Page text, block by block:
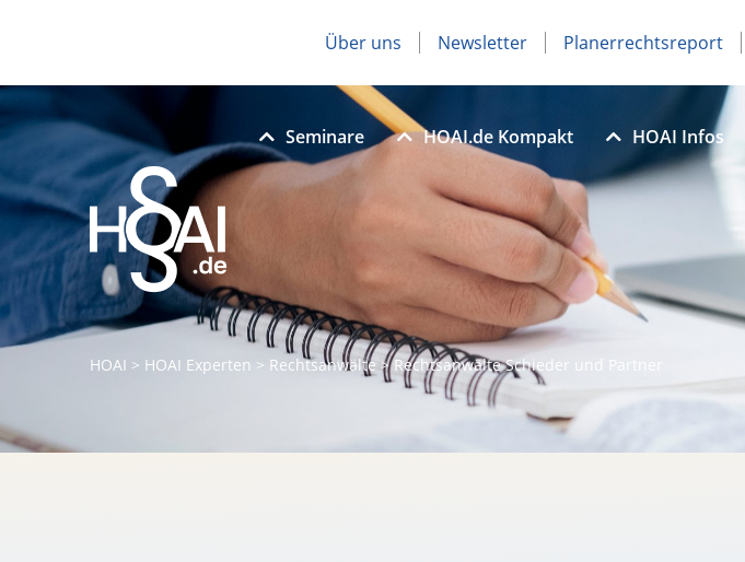
Über uns Newsletter Planerrechtsreport
Seminare HOAI.de Kompakt HOAI Infos
HOAI > HOAI Experten > Rechtsanwälte >Rechtsanwälte Schieder und Partner